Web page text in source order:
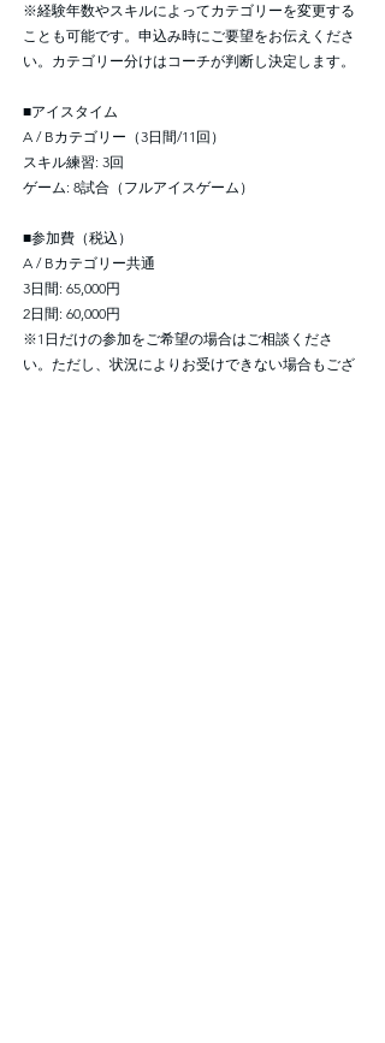
※経験年数やスキルによってカテゴリーを変更する
ことも可能です。申込み時にご要望をお伝えくださ
い。カテゴリー分けはコーチが判断し決定します。
■アイスタイム
A / Bカテゴリー（3日間/11回）
スキル練習: 3回
ゲーム: 8試合（フルアイスゲーム）
■参加費（税込）
A / Bカテゴリー共通
3日間: 65,000円
2日間: 60,000円
※1日だけの参加をご希望の場合はご相談くださ
い。ただし、状況によりお受けできない場合もござ